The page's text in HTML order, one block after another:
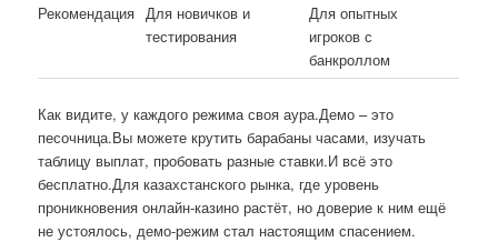
Рекомендация Для новичков и
тестирования
Для опытных
игроков с
банкроллом
Как видите, у каждого режима своя аура.Демо – это
песочница.Вы можете крутить барабаны часами, изучать
таблицу выплат, пробовать разные ставки.И всё это
бесплатно.Для казахстанского рынка, где уровень
проникновения онлайн-казино растёт, но доверие к ним ещё
не устоялось, демо-режим стал настоящим спасением.